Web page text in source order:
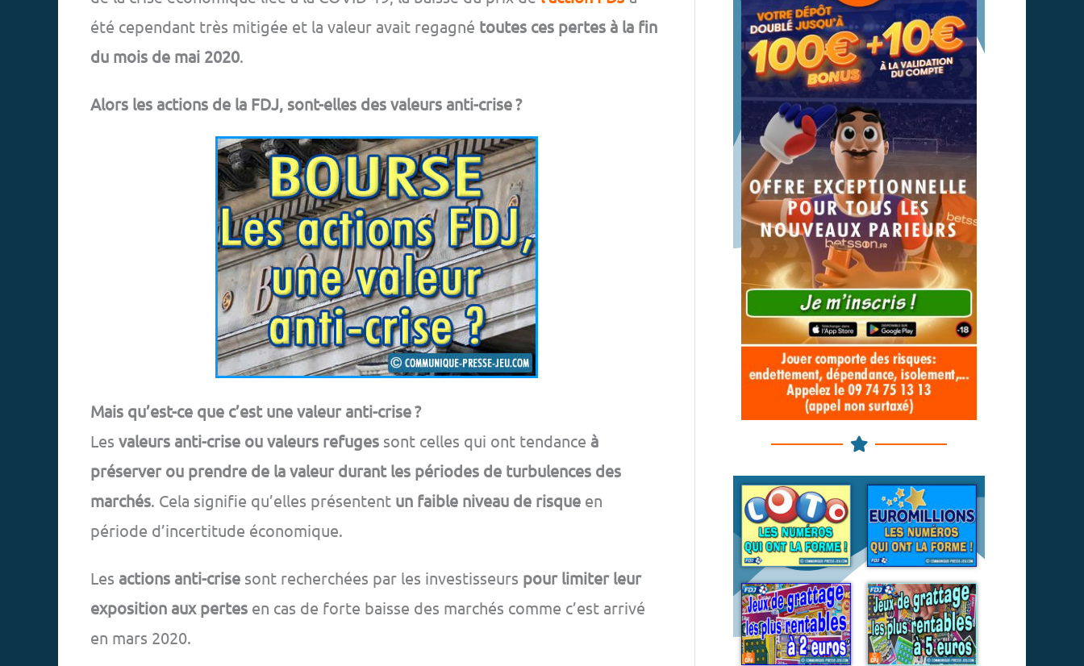
été cependant très mitigée et la valeur avait regagné toutes ces pertes à la fin
du mois de mai 2020.
Alors les actions de la FDJ, sont-elles des valeurs anti-crise ?
Mais qu’est-ce que c’est une valeur anti-crise ?
Les valeurs anti-crise ou valeurs refuges sont celles qui ont tendance à
préserver ou prendre de la valeur durant les périodes de turbulences des
marchés. Cela signifie qu’elles présentent un faible niveau de risque en
période d’incertitude économique.
Les actions anti-crise sont recherchées par les investisseurs pour limiter leur
exposition aux pertes en cas de forte baisse des marchés comme c’est arrivé
en mars 2020.